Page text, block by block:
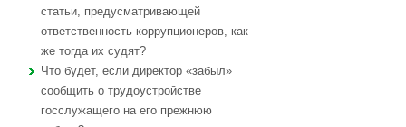
статьи, предусматривающей
ответственность коррупционеров, как
же тогда их судят?
Что будет, если директор «забыл»
сообщить о трудоустройстве
госслужащего на его прежнюю